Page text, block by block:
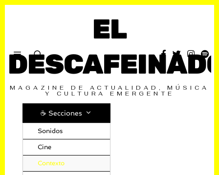
EL
MAGAZINE DE ACTUALIDAD, MÚSICA
Y CULTURA EMERGENTE
☕️ Secciones
Sonidos
Cine
Contexto